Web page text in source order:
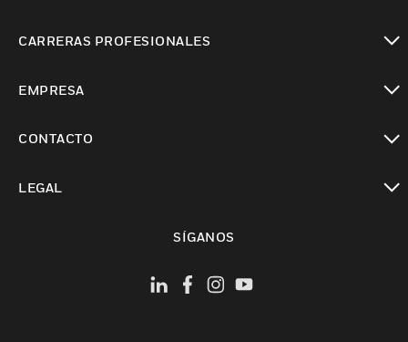
CARRERAS PROFESIONALES
EMPRESA
CONTACTO
LEGAL
SÍGANOS